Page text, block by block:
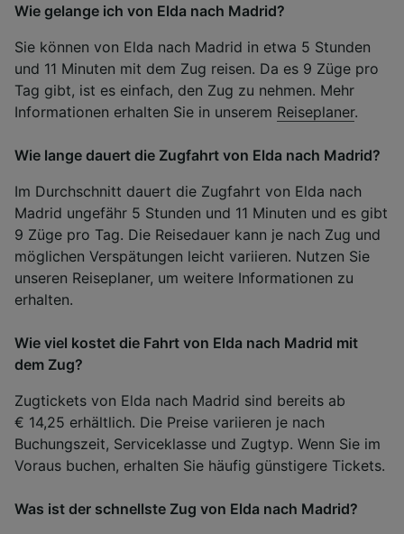
Wie gelange ich von Elda nach Madrid?
Sie können von Elda nach Madrid in etwa 5 Stunden
und 11 Minuten mit dem Zug reisen. Da es 9 Züge pro
Tag gibt, ist es einfach, den Zug zu nehmen. Mehr
Informationen erhalten Sie in unserem Reiseplaner.
Wie lange dauert die Zugfahrt von Elda nach Madrid?
Im Durchschnitt dauert die Zugfahrt von Elda nach
Madrid ungefähr 5 Stunden und 11 Minuten und es gibt
9 Züge pro Tag. Die Reisedauer kann je nach Zug und
möglichen Verspätungen leicht variieren. Nutzen Sie
unseren Reiseplaner, um weitere Informationen zu
erhalten.
Wie viel kostet die Fahrt von Elda nach Madrid mit
dem Zug?
Zugtickets von Elda nach Madrid sind bereits ab
€ 14,25 erhältlich. Die Preise variieren je nach
Buchungszeit, Serviceklasse und Zugtyp. Wenn Sie im
Voraus buchen, erhalten Sie häufig günstigere Tickets.
Was ist der schnellste Zug von Elda nach Madrid?